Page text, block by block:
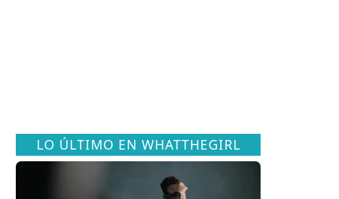
LO ÚLTIMO EN WHATTHEGIRL